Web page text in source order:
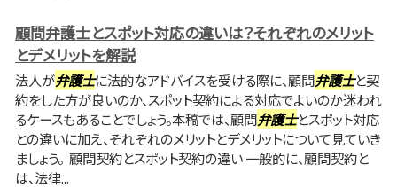
顧問弁護士とスポット対応の違いは？それぞれのメリット
とデメリットを解説
法人が弁護士に法的なアドバイスを受ける際に、顧問弁護士と契
約をした方が良いのか、スポット契約による対応でよいのか迷われ
るケースもあることでしょう。本稿では、顧問弁護士とスポット対応
との違いに加え、それぞれのメリットとデメリットについて見ていき
ましょう。 顧問契約とスポット契約の違い 一般的に、顧問契約と
は、法律...